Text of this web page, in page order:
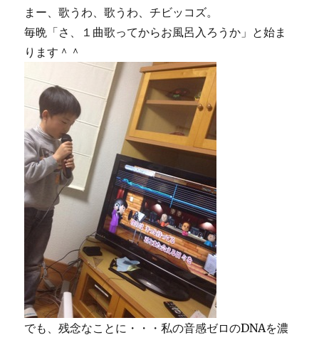
まー、歌うわ、歌うわ、チビッコズ。
毎晩「さ、１曲歌ってからお風呂入ろうか」と始ま
ります＾＾
でも、残念なことに・・・私の音感ゼロのDNAを濃